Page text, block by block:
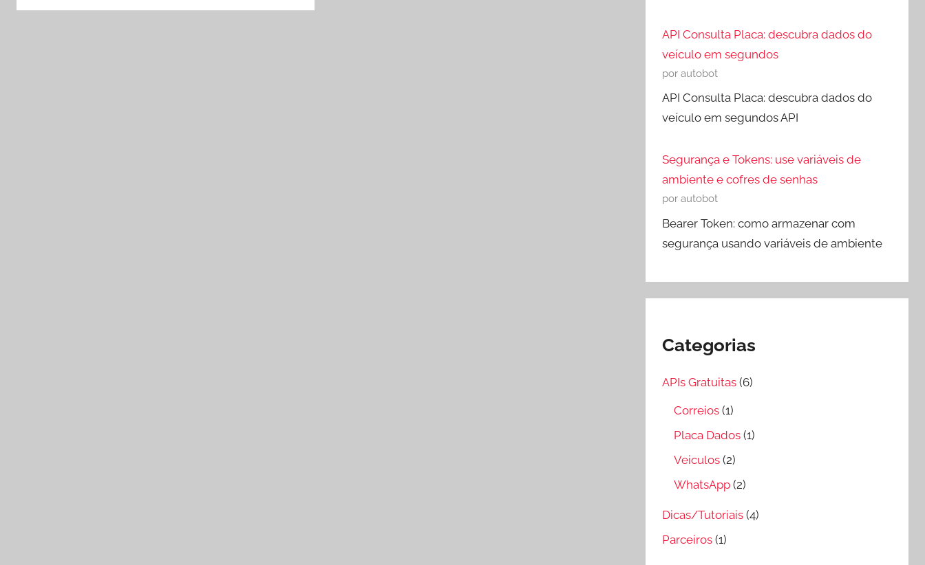
API Consulta Placa: descubra dados do
veículo em segundos
por autobot
API Consulta Placa: descubra dados do
veículo em segundos API
Segurança e Tokens: use variáveis de
ambiente e cofres de senhas
por autobot
Bearer Token: como armazenar com
segurança usando variáveis de ambiente
Categorias
APIs Gratuitas (6)
Correios (1)
Placa Dados (1)
Veiculos (2)
WhatsApp (2)
Dicas/Tutoriais (4)
Parceiros (1)